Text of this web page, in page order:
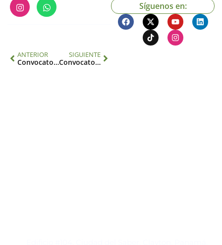
ANTERIOR
Convocatoria para fellows STeP del programa FAPESC-IAI abierta hasta el 18 de agosto
SIGUIENTE
Convocatoria de investigación – Bosques tropicales: implicaciones globales y acciones urgentes
Síguenos en: